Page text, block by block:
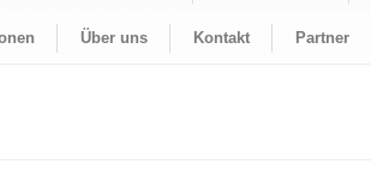
Über uns Kontakt Partner